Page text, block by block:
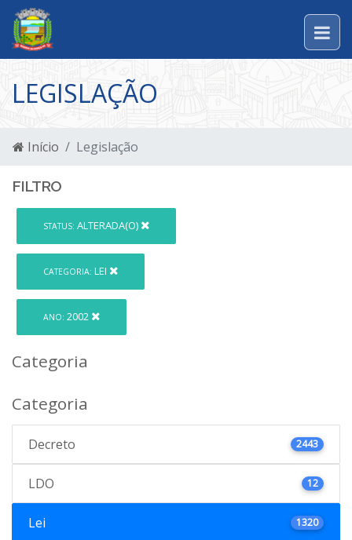
LEGISLAÇÃO
Início Legislação
FILTRO
STATUS: ALTERADA(O)
CATEGORIA: LEI
ANO: 2002
Categoria
Categoria
Decreto 2443
LDO 12
Lei 1320